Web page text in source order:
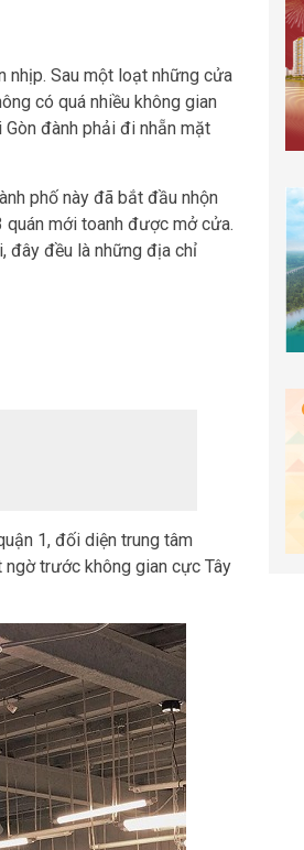
nhịp. Sau một loạt những cửa
có quá nhiều không gian
đành phải đi nhẵn mặt
phố này đã bắt đầu nhộn
mới toanh được mở cửa.
đây đều là những địa chỉ
1, đối diện trung tâm
trước không gian cực Tây